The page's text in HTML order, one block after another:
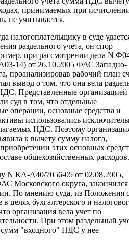
принимаемых при
не учитывается.
налогоплательщику в суде
раздельного учета, он спор
при рассмотрении дела N
14) от 26.10.2005 ФАС Западно-
проанализировав рабочий план
вывод о том, что она вела
Представленные организацией
суд в том, что отдельные
операции, основные средства и
использовались
НДС. Поэтому
к вычету сумму налога,
этих основных
общехозяйственных расходов.
N КА-А40/7056-05 от 02.08.2005,
Московского округа, закончился
По мнению суда, из Положения
целях бухгалтерского и
организация вела учет по
При этом раздельный
сумм "входного" НДС у нее